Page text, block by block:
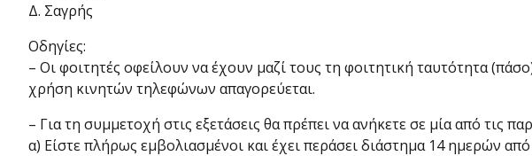
Δ. Σαγρής
Οδηγίες:
– Οι φοιτητές οφείλουν να έχουν μαζί τους τη φοιτητική ταυτότητα
χρήση κινητών τηλεφώνων απαγορεύεται.
– Για τη συμμετοχή στις εξετάσεις θα πρέπει να ανήκετε σε μία από τις
α) Είστε πλήρως εμβολιασμένοι και έχει περάσει διάστημα 14 ημερών